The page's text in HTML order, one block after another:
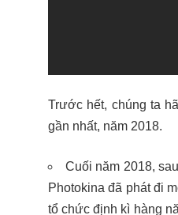
Trước hết, chúng ta
gần nhất, năm 2018.
Cuối năm 2018,
Photokina đã phát đi
tổ chức định kì hàng